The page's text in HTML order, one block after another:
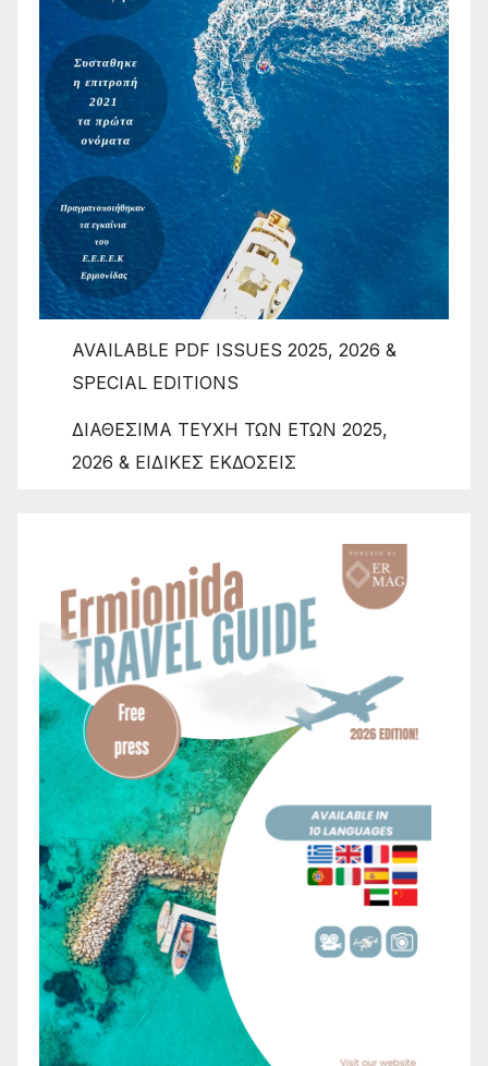
AVAILABLE PDF ISSUES 2025, 2026 &
SPECIAL EDITIONS
ΔΙΑΘΕΣΙΜΑ ΤΕΥΧΗ ΤΩΝ ΕΤΩΝ 2025,
2026 & ΕΙΔΙΚΕΣ ΕΚΔΟΣΕΙΣ